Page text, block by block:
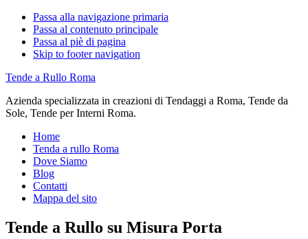
Passa alla navigazione primaria
Passa al contenuto principale
Passa al piè di pagina
Skip to footer navigation
Tende a Rullo Roma
Azienda specializzata in creazioni di Tendaggi a Roma, Tende da
Sole, Tende per Interni Roma.
Home
Tenda a rullo Roma
Dove Siamo
Blog
Contatti
Mappa del sito
Tende a Rullo su Misura Porta